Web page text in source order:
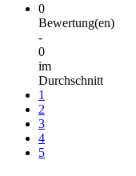
0
Bewertung(en)
-
0
im
Durchschnitt
1
2
3
4
5